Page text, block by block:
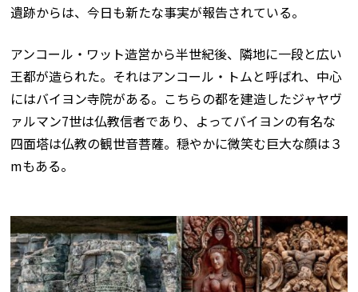
遺跡からは、今日も新たな事実が報告されている。
アンコール・ワット造営から半世紀後、隣地に一段と広い
王都が造られた。それはアンコール・トムと呼ばれ、中心
にはバイヨン寺院がある。こちらの都を建造したジャヤヴ
ァルマン7世は仏教信者であり、よってバイヨンの有名な
四面塔は仏教の観世音菩薩。穏やかに微笑む巨大な顔は３
mもある。